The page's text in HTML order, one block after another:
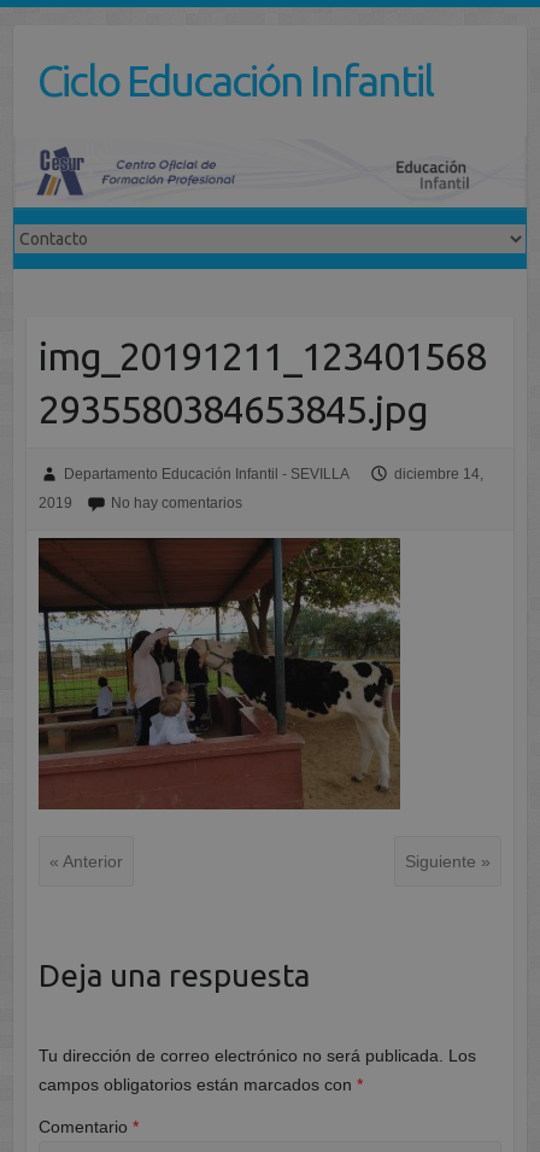
contenidoCiclo Educación Infantil
img_20191211_123401568
2935580384653845.jpg
Departamento Educación Infantil - SEVILLA
diciembre 14,
2019
No hay comentarios
« Anterior Siguiente »
Deja una respuesta
Tu dirección de correo electrónico no será publicada.
Los
campos obligatorios están marcados con *
Comentario *